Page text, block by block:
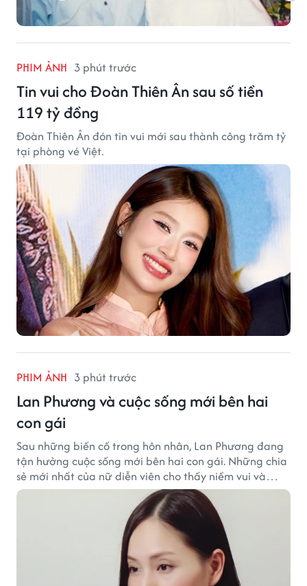
PHIM ẢNH 3 phút trước
Tin vui cho Đoàn Thiên Ân sau số tiền
119 tỷ đồng
Đoàn Thiên Ân đón tin vui mới sau thành công trăm tỷ
tại phòng vé Việt.
PHIM ẢNH 3 phút trước
Lan Phương và cuộc sống mới bên hai
con gái
Sau những biến cố trong hôn nhân, Lan Phương đang
tận hưởng cuộc sống mới bên hai con gái. Những chia
sẻ mới nhất của nữ diễn viên cho thấy niềm vui và
hạnh phúc hiện tại đến từ những điều bình dị mỗi